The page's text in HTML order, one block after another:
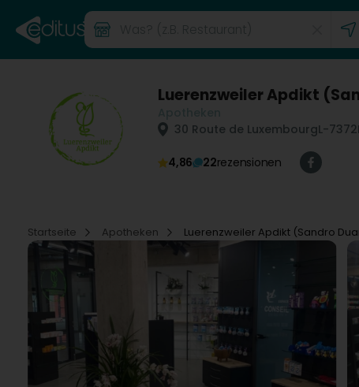
Luerenzweiler Apdikt
30 Route de LuxembourgL-7372
4,86 22rezensionen
Startseite
Apotheken Luerenzweiler Apdikt (Sandro